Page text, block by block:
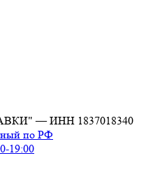
— ИНН 1837018340
по РФ
19:00